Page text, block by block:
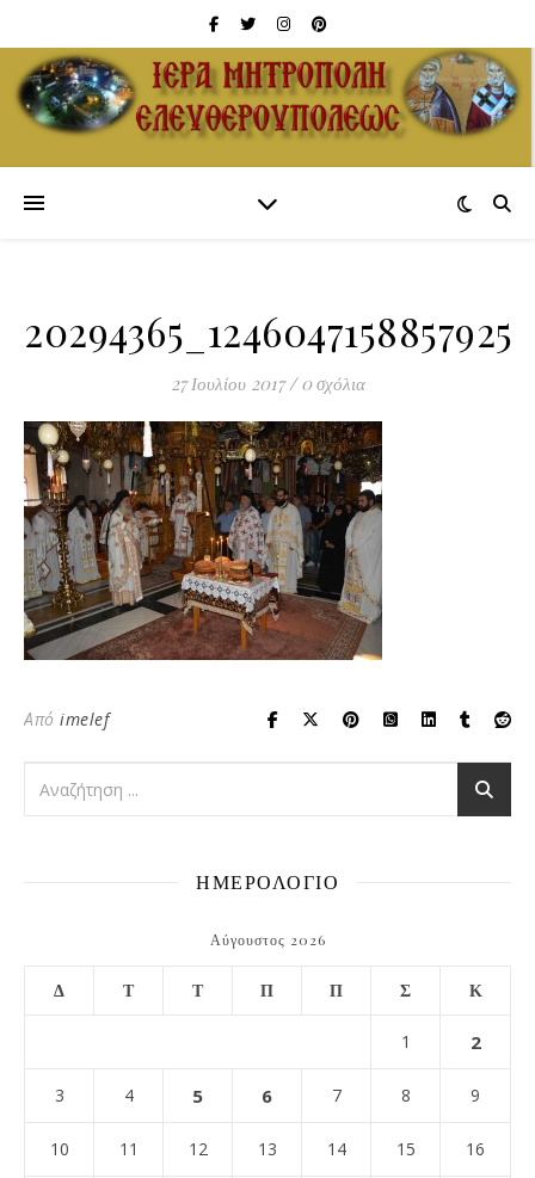
27 Ιουλίου 2017 / 0 σχόλια
Από imelef
ΗΜΕΡΟΛΟΓΙΟ
Αύγουστος 2026
Δ Τ Τ Π Π Σ Κ
1 2
3 4 5 6 7 8 9
10 11 12 13 14 15 16